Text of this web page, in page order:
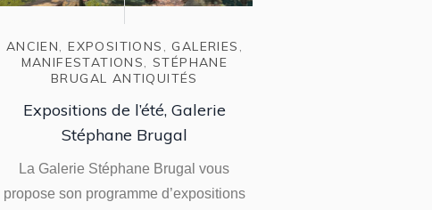
ANCIEN,EXPOSITIONS , GALERIES ,
MANIFESTATIONS,STÉPHANE
BRUGAL ANTIQUITÉS
Expositions de l’été, Galerie
Stéphane Brugal
La Galerie Stéphane Brugal vous
propose son programme d’expositions